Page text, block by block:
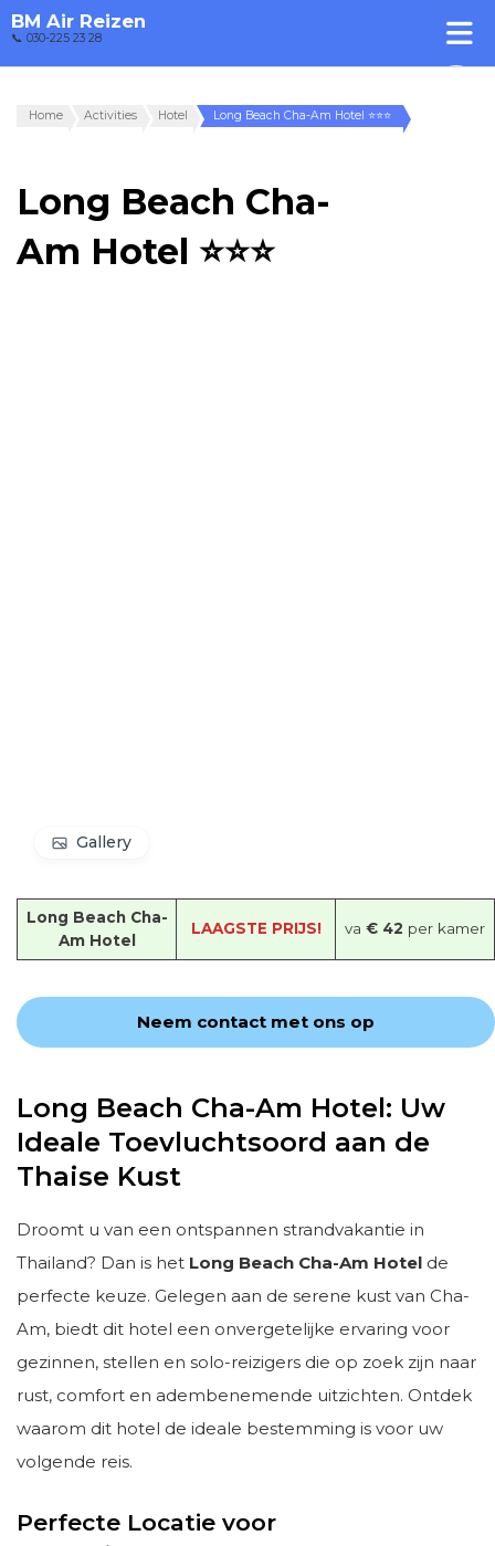
BM Air Reizen
📞 030-225 23 28
Home Activities Hotel Long Beach Cha-Am Hotel ⭐⭐⭐
Long Beach Cha-
Am Hotel ⭐⭐⭐
Gallery
Long Beach Cha-
Am Hotel
LAAGSTE PRIJS! va € 42 per kamer
Neem contact met ons op
Long Beach Cha-Am Hotel: Uw
Ideale Toevluchtsoord aan de
Thaise Kust
Droomt u van een ontspannen strandvakantie in
Thailand? Dan is het Long Beach Cha-Am Hotel de
perfecte keuze. Gelegen aan de serene kust van Cha-
Am, biedt dit hotel een onvergetelijke ervaring voor
gezinnen, stellen en solo-reizigers die op zoek zijn naar
rust, comfort en adembenemende uitzichten. Ontdek
waarom dit hotel de ideale bestemming is voor uw
volgende reis.
Perfecte Locatie voor